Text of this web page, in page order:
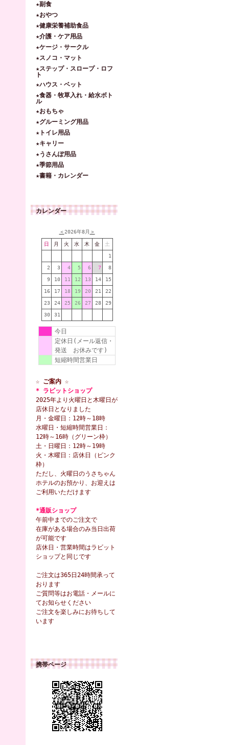
★副食
★おやつ
★健康栄養補助食品
★介護・ケア用品
★ケージ・サークル
★スノコ・マット
★ステップ・スロープ・ロフ
ト
★ハウス・ベット
★食器・牧草入れ・給水ボト
ル
★おもちゃ
★グルーミング用品
★トイレ用品
★キャリー
★うさんぽ用品
★季節用品
★書籍・カレンダー
カレンダー
＜2026年8月 ＞
日 月 火 水 木 金 土
1
2 3 4 5 6 7 8
9 10 11 12 13 14 15
16 17 18 19 20 21 22
23 24 25 26 27 28 29
30 31
今日
定休日(メール返信・
発送 お休みです)
短縮時間営業日
☆ ご案内 ☆
* ラビットショップ
2025年より火曜日と木曜日が
店休日となりました
月・金曜日：12時～18時
水曜日・短縮時間営業日：
12時～16時（グリーン枠）
土・日曜日：12時～19時
火・木曜日：店休日（ピンク
枠）
ただし、火曜日のうさちゃん
ホテルのお預かり、お迎えは
ご利用いただけます
*通販ショップ
午前中までのご注文で
在庫がある場合のみ当日出荷
が可能です
店休日・営業時間はラビット
ショップと同じです
ご注文は365日24時間承って
おります
ご質問等はお電話・メールに
てお知らせください
ご注文を楽しみにお待ちして
います
携帯ページ